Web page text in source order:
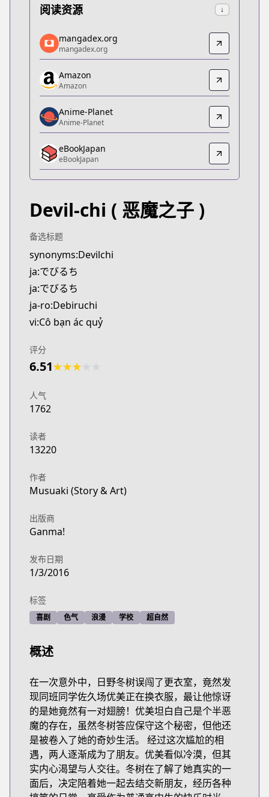
阅读资源 ↓
mangadex.org
mangadex.org
https://mangadex.org/title/a2a748cb-b2fc-467e-
Amazon
Amazon
https://www.amazon.co.jp/dp/B091M8LP4X
Anime-Planet
Anime-Planet
https://www.anime-planet.com/manga/devilchi
eBookJapan
eBookJapan
Official Raw
http://ganma.jp/devilchi
Kitsu
Kitsu
https://kitsu.app/manga/39225
CDJapan
CDJapan
https://www.anime-planet.com/manga/https://
MangaUpdates
https://www.mangaupdates.com/
Book☆Walker
https://bookwalker.jp/series/95413/list
Official English
https://www.mangamo.com/manga/devil-chi
mangadex.org
mangadex.org
Amazon
Amazon
Anime-Planet
Anime-Planet
eBookJapan
eBookJapan
Devil-chi ( 恶魔之子 )
备选标题
synonyms:Devilchi
ja:でびるち
ja:でびるち
ja-ro:Debiruchi
vi:Cô bạn ác quỷ
评分
6.51★★★
人气
1762
读者
13220
作者
Musuaki (Story & Art)
出版商
Ganma!
发布日期
1/3/2016
标签
喜剧 色气 浪漫 学校 超自然
概述
在一次意外中，日野冬树误闯了更衣室，竟然发
现同班同学佐久场优美正在换衣服，最让他惊讶
的是她竟然有一对翅膀！优美坦白自己是个半恶
魔的存在，虽然冬树答应保守这个秘密，但他还
是被卷入了她的奇妙生活。 经过这次尴尬的相
遇，两人逐渐成为了朋友。优美看似冷漠，但其
实内心渴望与人交往。冬树在了解了她真实的一
面后，决定陪着她一起去结交新朋友，经历各种